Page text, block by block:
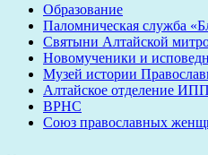
Образование
Паломническая служба
Святыни Алтайской
Новомученики и
Музей истории
Алтайское отделение
ВРНС
Союз православных